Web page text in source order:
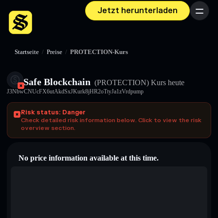
Jetzt herunterladen Menü
Startseite / Preise / PROTECTION-Kurs
Safe Blockchain (PROTECTION) Kurs heute
J3NbwCNUcFX6utAkdSxJKurk8jHR2oTtyJa1zVrdpump
Risk status: Danger
Check detailed risk information below. Click to view the risk
overview section.
No price information available at this time.